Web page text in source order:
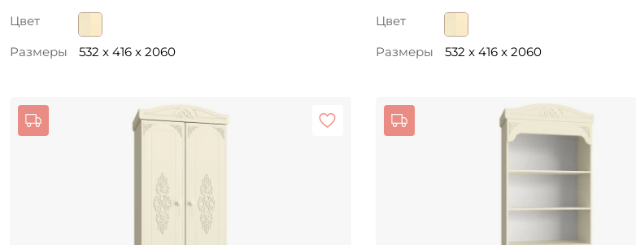
Цвет
Размеры
532 x 416 x 2060
Цвет
Размеры
532 x 416 x 2060